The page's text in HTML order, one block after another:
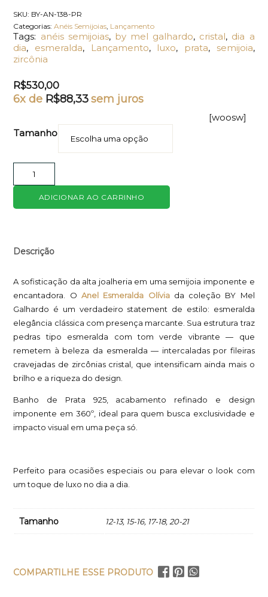
SKU: BY-AN-138-PR
Categorias:Anéis Semijoias, Lançamento
Tags: anéis semijoias, by mel galhardo, cristal, dia a
dia, esmeralda, Lançamento, luxo, prata, semijoia,
zircônia
R$530,00
6x de R$88,33 sem juros
Tamanho
ADICIONAR AO CARRINHO
[woosw]
Descrição
A sofisticação da alta joalheria em uma semijoia imponente e
encantadora. O Anel Esmeralda Olíviada coleção BY Mel
Galhardo é um verdadeiro statement de estilo: esmeralda
elegância clássica com presença marcante. Sua estrutura traz
pedras tipo esmeralda com tom verde vibrante — que
remetem à beleza da esmeralda — intercaladas por fileiras
cravejadas de zircônias cristal, que intensificam ainda mais o
brilho e a riqueza do design.
Banho de Prata 925, acabamento refinado e design
imponente em 360º, ideal para quem busca exclusividade e
impacto visual em uma peça só.
Perfeito para ocasiões especiais ou para elevar o look com
um toque de luxo no dia a dia.
Tamanho 12-13, 15-16, 17-18, 20-21
COMPARTILHE ESSE PRODUTO